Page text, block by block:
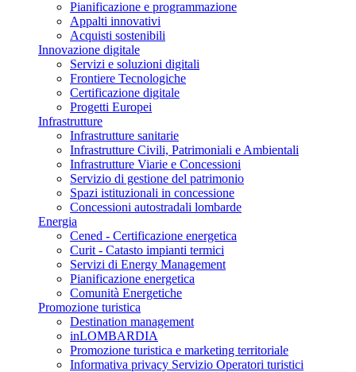
Pianificazione e programmazione
Appalti innovativi
Acquisti sostenibili
Innovazione digitale
Servizi e soluzioni digitali
Frontiere Tecnologiche
Certificazione digitale
Progetti Europei
Infrastrutture
Infrastrutture sanitarie
Infrastrutture Civili, Patrimoniali e Ambientali
Infrastrutture Viarie e Concessioni
Servizio di gestione del patrimonio
Spazi istituzionali in concessione
Concessioni autostradali lombarde
Energia
Cened - Certificazione energetica
Curit - Catasto impianti termici
Servizi di Energy Management
Pianificazione energetica
Comunità Energetiche
Promozione turistica
Destination management
inLOMBARDIA
Promozione turistica e marketing territoriale
Informativa privacy Servizio Operatori turistici